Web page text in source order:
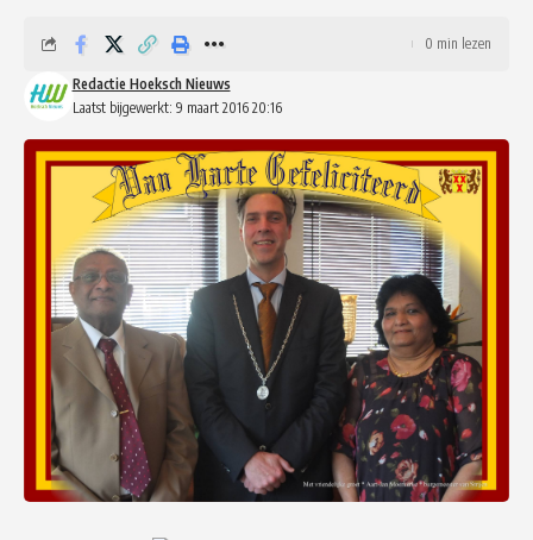
Laatst bijgewerkt: 9 maart 2016 20:16
Redactie Hoeksch Nieuws
0 min lezen